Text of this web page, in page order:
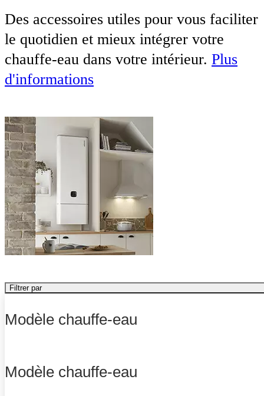
Des accessoires utiles pour vous faciliter
le quotidien et mieux intégrer votre
chauffe-eau dans votre intérieur. Plus
d'informations
Filtrer par
Modèle chauffe-eau
Modèle chauffe-eau